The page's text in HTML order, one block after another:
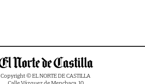
Copyright © EL NORTE DE CASTILLA